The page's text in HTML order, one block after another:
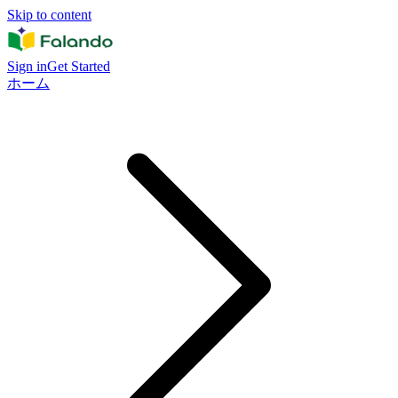
Skip to content
Sign inGet Started
ホーム